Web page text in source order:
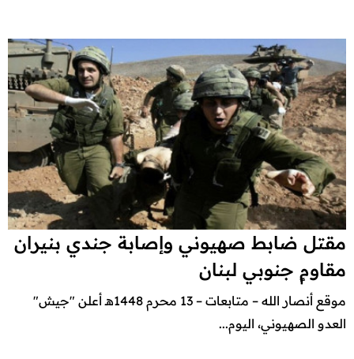
مقتل ضابط صهيوني وإصابة جندي بنيران
مقاومٍ جنوبي لبنان
موقع أنصار الله – متابعات – 13 محرم 1448هـ أعلن "جيش"
العدو الصهيوني، اليوم...